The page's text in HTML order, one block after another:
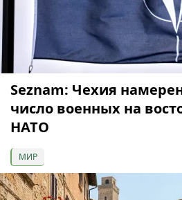
Seznam: Чехия
число военных на
НАТО
МИР